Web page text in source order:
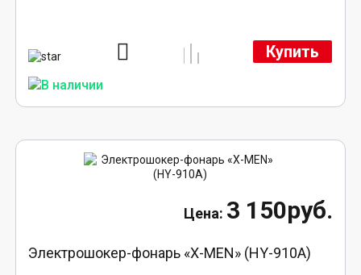
Купить
3 150руб.
Электрошокер-фонарь «X-MEN» (HY-910A)